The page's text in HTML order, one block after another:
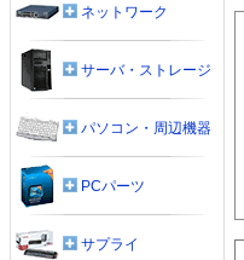
ネットワーク
サーバ・ストレージ
パソコン・周辺機器
PCパーツ
サプライ